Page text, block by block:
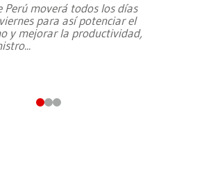
Perú moverá todos los días
para así potenciar el
y mejorar la productividad,
...